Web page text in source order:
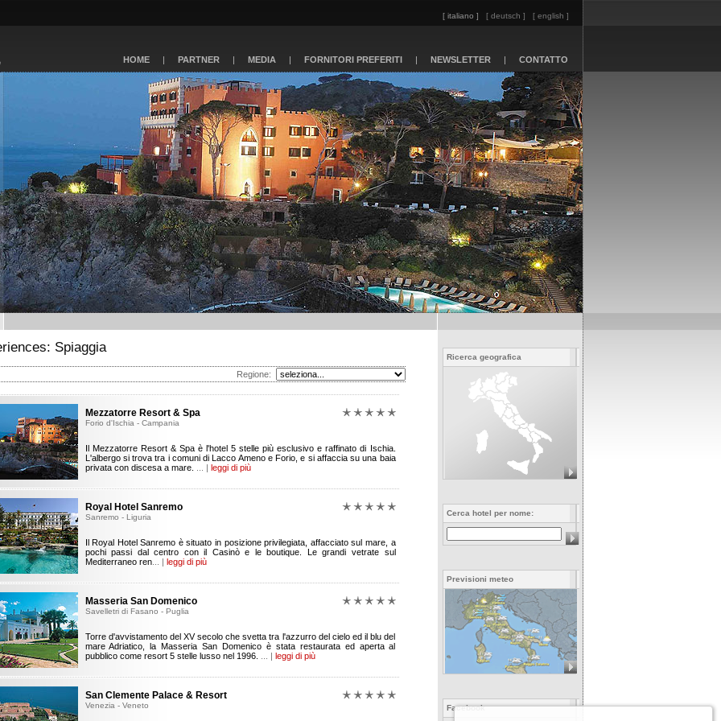
[ italiano ] [ deutsch ] [ english ]
HOME | PARTNER | MEDIA | FORNITORI PREFERITI | NEWSLETTER | CONTATTO
Spiaggia
Regione:
Mezzatorre Resort & Spa
Forio d'Ischia - Campania
Il Mezzatorre Resort & Spa è l'hotel 5 stelle più esclusivo e raffinato di Ischia.
L'albergo si trova tra i comuni di Lacco Ameno e Forio, e si affaccia su una baia
privata con discesa a mare.
... | leggi di più
Royal Hotel Sanremo
Sanremo - Liguria
Il Royal Hotel Sanremo è situato in posizione privilegiata, affacciato sul mare, a
pochi passi dal centro con il Casinò e le boutique. Le grandi vetrate sul
Mediterraneo ren... | leggi di più
Masseria San Domenico
Savelletri di Fasano - Puglia
Torre d'avvistamento del XV secolo che svetta tra l'azzurro del cielo ed il blu del
mare Adriatico, la Masseria San Domenico è stata restaurata ed aperta al
pubblico come resort 5 stelle lusso nel 1996.
... | leggi di più
San Clemente Palace & Resort
Venezia - Veneto
Ricerca geografica
Cerca hotel per nome:
Previsioni meteo
Facebook